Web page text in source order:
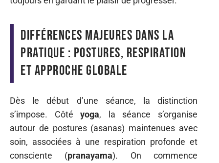
Différences majeures dans la
pratique : postures, respiration
et approche globale
Dès le début d’une séance, la distinction
s’impose. Côtéyoga, la séance s’organise
autour de postures (asanas) maintenues avec
soin, associées à une respiration profonde et
consciente (pranayama). On commence